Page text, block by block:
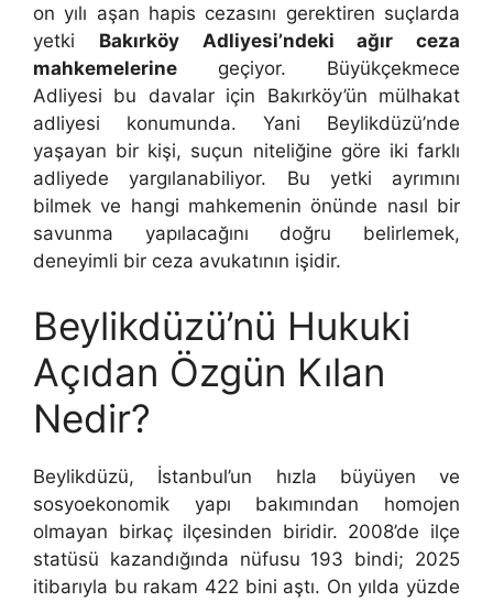
on yılı aşan hapis cezasını gerektiren suçlarda
yetki Bakırköy Adliyesi’ndeki ağır ceza
mahkemelerine geçiyor. Büyükçekmece
Adliyesi bu davalar için Bakırköy’ün mülhakat
adliyesi konumunda. Yani Beylikdüzü’nde
yaşayan bir kişi, suçun niteliğine göre iki farklı
adliyede yargılanabiliyor. Bu yetki ayrımını
bilmek ve hangi mahkemenin önünde nasıl bir
savunma yapılacağını doğru belirlemek,
deneyimli bir ceza avukatının işidir.
Beylikdüzü’nü Hukuki
Açıdan Özgün Kılan
Nedir?
Beylikdüzü, İstanbul’un hızla büyüyen ve
sosyoekonomik yapı bakımından homojen
olmayan birkaç ilçesinden biridir. 2008’de ilçe
statüsü kazandığında nüfusu 193 bindi; 2025
itibarıyla bu rakam 422 bini aştı. On yılda yüzde